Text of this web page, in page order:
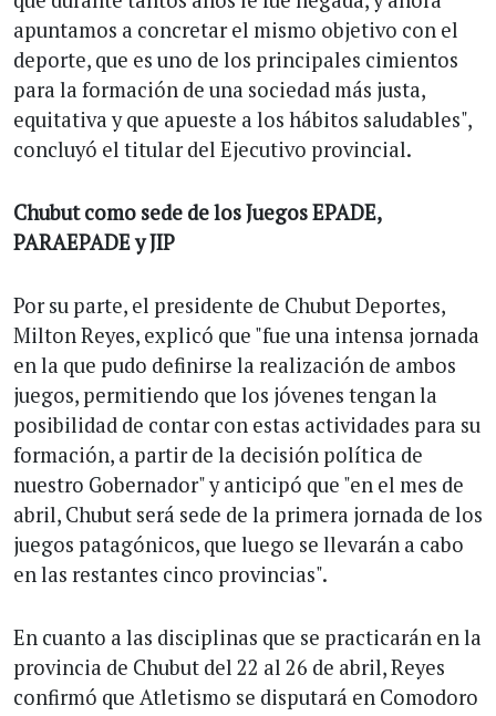
apuntamos a concretar el mismo objetivo con el
deporte, que es uno de los principales cimientos
para la formación de una sociedad más justa,
equitativa y que apueste a los hábitos saludables",
concluyó el titular del Ejecutivo provincial.
Chubut como sede de los Juegos EPADE,
PARAEPADE y JIP
Por su parte, el presidente de Chubut Deportes,
Milton Reyes, explicó que "fue una intensa jornada
en la que pudo definirse la realización de ambos
juegos, permitiendo que los jóvenes tengan la
posibilidad de contar con estas actividades para su
formación, a partir de la decisión política de
nuestro Gobernador" y anticipó que "en el mes de
abril, Chubut será sede de la primera jornada de los
juegos patagónicos, que luego se llevarán a cabo
en las restantes cinco provincias".
En cuanto a las disciplinas que se practicarán en la
provincia de Chubut del 22 al 26 de abril, Reyes
confirmó que Atletismo se disputará en Comodoro